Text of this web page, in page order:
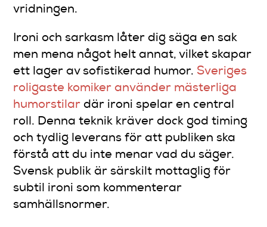
vridningen.
Ironi och sarkasm låter dig säga en sak
men mena något helt annat, vilket skapar
ett lager av sofistikerad humor. Sveriges
roligaste komiker använder mästerliga
humorstilar där ironi spelar en central
roll. Denna teknik kräver dock god timing
och tydlig leverans för att publiken ska
förstå att du inte menar vad du säger.
Svensk publik är särskilt mottaglig för
subtil ironi som kommenterar
samhällsnormer.